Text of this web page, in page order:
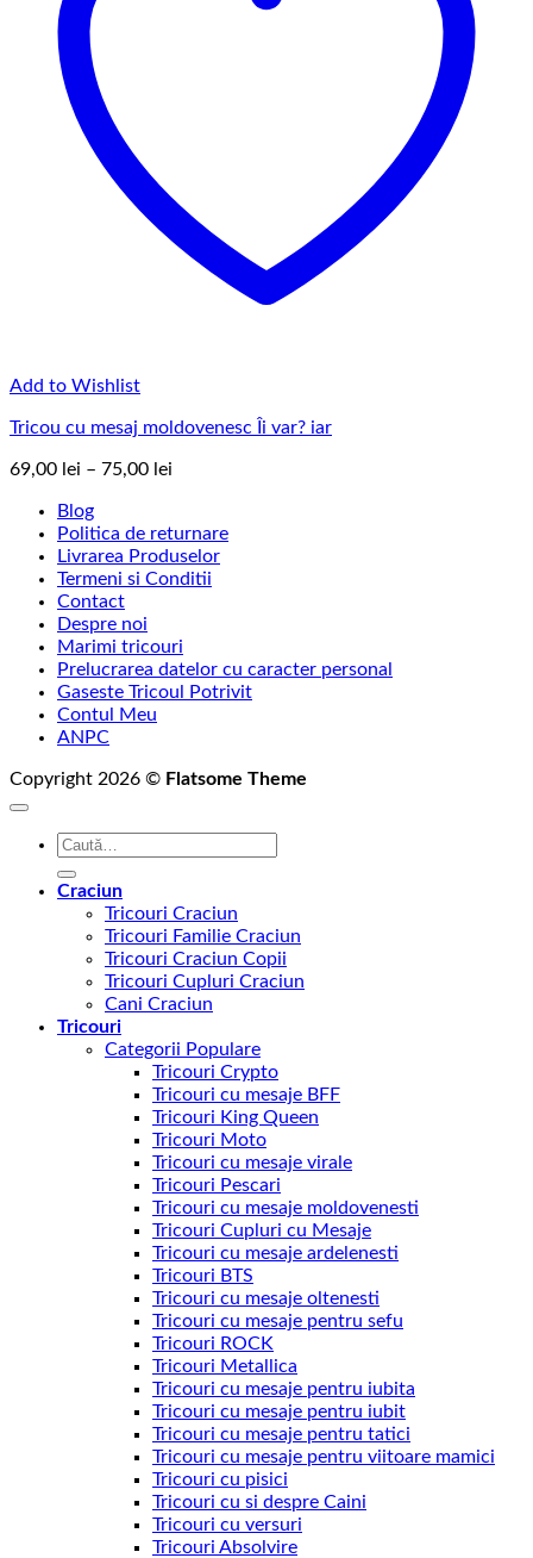
Add to Wishlist
Tricou cu mesaj moldovenesc Îi var? iar
69,00 lei – 75,00 lei
69,00 lei
până
la
Blog
Politica de returnare
Livrarea Produselor
Termeni si Conditii
Contact
Despre noi
Marimi tricouri
Prelucrarea datelor cu caracter personal
Gaseste Tricoul Potrivit
Contul Meu
ANPC
Copyright 2026 © Flatsome Theme
Caută
Craciun
Tricouri Craciun
Tricouri Familie Craciun
Tricouri Craciun Copii
Tricouri Cupluri Craciun
Cani Craciun
Tricouri
Categorii Populare
Tricouri Crypto
Tricouri cu mesaje BFF
Tricouri King Queen
Tricouri Moto
Tricouri cu mesaje virale
Tricouri Pescari
Tricouri cu mesaje moldovenesti
Tricouri Cupluri cu Mesaje
Tricouri cu mesaje ardelenesti
Tricouri BTS
Tricouri cu mesaje oltenesti
Tricouri cu mesaje pentru sefu
Tricouri ROCK
Tricouri Metallica
Tricouri cu mesaje pentru iubita
Tricouri cu mesaje pentru iubit
Tricouri cu mesaje pentru tatici
Tricouri cu mesaje pentru viitoare mamici
Tricouri cu pisici
Tricouri cu si despre Caini
Tricouri cu versuri
Tricouri Absolvire